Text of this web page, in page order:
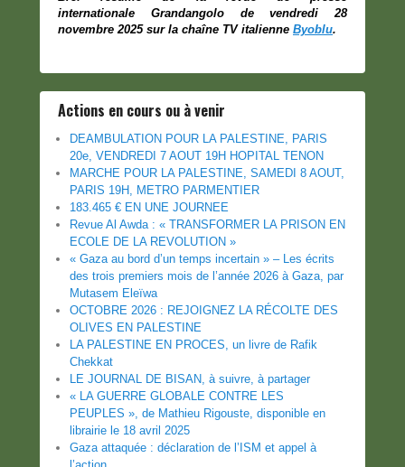
internationale Grandangolode vendredi 28
novembre 2025 sur la chaîne TV italienne Byoblu.
Actions en cours ou à venir
DEAMBULATION POUR LA PALESTINE, PARIS
20e, VENDREDI 7 AOUT 19H HOPITAL TENON
MARCHE POUR LA PALESTINE, SAMEDI 8 AOUT,
PARIS 19H, METRO PARMENTIER
183.465 € EN UNE JOURNEE
Revue Al Awda : « TRANSFORMER LA PRISON EN
ECOLE DE LA REVOLUTION »
« Gaza au bord d’un temps incertain » – Les écrits
des trois premiers mois de l’année 2026 à Gaza, par
Mutasem Eleïwa
OCTOBRE 2026 : REJOIGNEZ LA RÉCOLTE DES
OLIVES EN PALESTINE
LA PALESTINE EN PROCES, un livre de Rafik
Chekkat
LE JOURNAL DE BISAN, à suivre, à partager
« LA GUERRE GLOBALE CONTRE LES
PEUPLES », de Mathieu Rigouste, disponible en
librairie le 18 avril 2025
Gaza attaquée : déclaration de l’ISM et appel à